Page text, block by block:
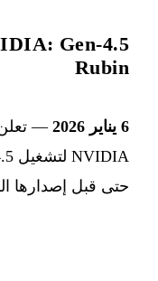
Rubin
6 يناير 2026
حتى قبل إصدارها